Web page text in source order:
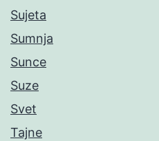
Sujeta
Sumnja
Sunce
Suze
Svet
Tajne